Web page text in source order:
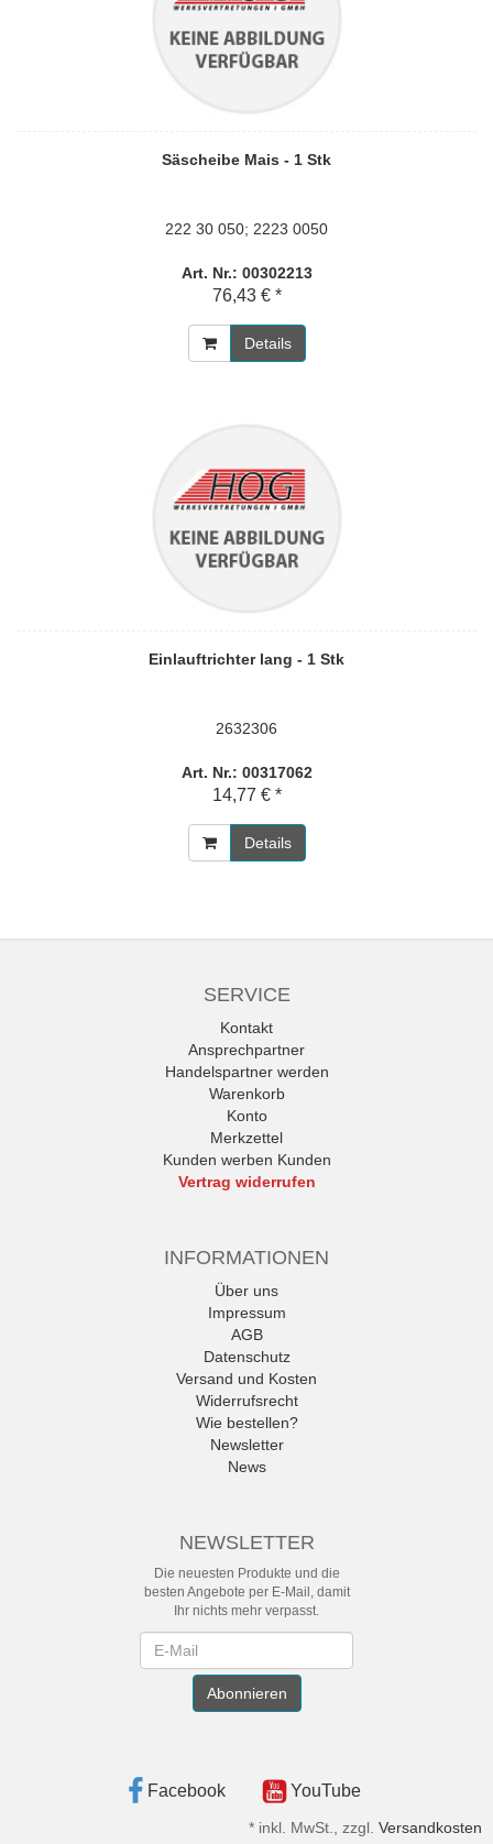
Säscheibe Mais - 1 Stk
222 30 050; 2223 0050
Art. Nr.: 00302213
76,43 € *
Details
Einlauftrichter lang - 1 Stk
2632306
Art. Nr.: 00317062
14,77 € *
Details
SERVICE
Kontakt
Ansprechpartner
Handelspartner werden
Warenkorb
Konto
Merkzettel
Kunden werben Kunden
Vertrag widerrufen
INFORMATIONEN
Über uns
Impressum
AGB
Datenschutz
Versand und Kosten
Widerrufsrecht
Wie bestellen?
Newsletter
News
NEWSLETTER
Die neuesten Produkte und die
besten Angebote per E-Mail, damit
Ihr nichts mehr verpasst.
Abonnieren
Facebook YouTube
* inkl. MwSt., zzgl. Versandkosten